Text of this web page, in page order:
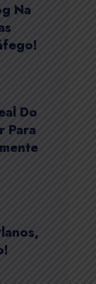
Na
Do
Para